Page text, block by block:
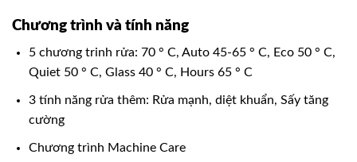
Chương trình và tính năng
5 chương trinh rửa: 70 ° C, Auto 45-65 ° C, Eco 50 ° C,
Quiet 50 ° C, Glass 40 ° C, Hours 65 ° C
3 tính năng rửa thêm: Rửa mạnh, diệt khuẩn, Sấy tăng
cường
Chương trình Machine Care